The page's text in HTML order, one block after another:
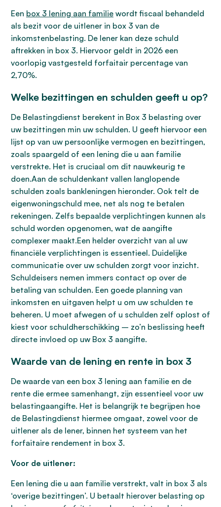
Een box 3 lening aan familie wordt fiscaal behandeld
als bezit voor de uitlener in box 3 van de
inkomstenbelasting. De lener kan deze schuld
aftrekken in box 3. Hiervoor geldt in 2026 een
voorlopig vastgesteld forfaitair percentage van
2,70%.
Welke bezittingen en schulden geeft u op?
De Belastingdienst berekent in Box 3 belasting over
uw bezittingen min uw schulden. U geeft hiervoor een
lijst op van uw persoonlijke vermogen en bezittingen,
zoals spaargeld of een lening die u aan familie
verstrekte. Het is cruciaal om dit nauwkeurig te
doen.Aan de schuldenkant vallen langlopende
schulden zoals bankleningen hieronder. Ook telt de
eigenwoningschuld mee, net als nog te betalen
rekeningen. Zelfs bepaalde verplichtingen kunnen als
schuld worden opgenomen, wat de aangifte
complexer maakt.Een helder overzicht van al uw
financiële verplichtingen is essentieel. Duidelijke
communicatie over uw schulden zorgt voor inzicht.
Schuldeisers nemen immers contact op over de
betaling van schulden. Een goede planning van
inkomsten en uitgaven helpt u om uw schulden te
beheren. U moet afwegen of u schulden zelf oplost of
kiest voor schuldherschikking – zo’n beslissing heeft
directe invloed op uw Box 3 aangifte.
Waarde van de lening en rente in box 3
De waarde van een box 3 lening aan familie en de
rente die ermee samenhangt, zijn essentieel voor uw
belastingaangifte. Het is belangrijk te begrijpen hoe
de Belastingdienst hiermee omgaat, zowel voor de
uitlener als de lener, binnen het systeem van het
forfaitaire rendement in box 3.
Voor de uitlener:
Een lening die u aan familie verstrekt, valt in box 3 als
‘overige bezittingen’. U betaalt hierover belasting op